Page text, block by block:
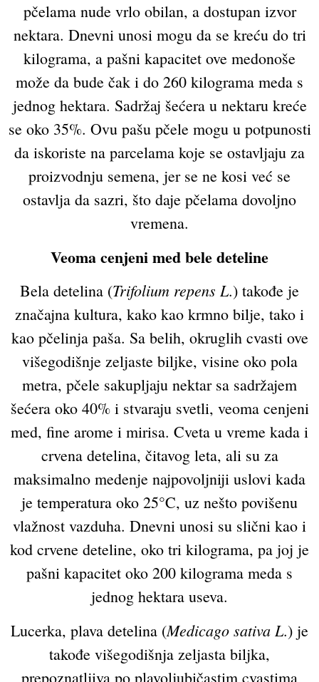
pčelama nude vrlo obilan, a dostupan izvor
nektara. Dnevni unosi mogu da se kreću do tri
kilograma, a pašni kapacitet ove medonoše
može da bude čak i do 260 kilograma meda s
jednog hektara. Sadržaj šećera u nektaru kreće
se oko 35%. Ovu pašu pčele mogu u potpunosti
da iskoriste na parcelama koje se ostavljaju za
proizvodnju semena, jer se ne kosi već se
ostavlja da sazri, što daje pčelama dovoljno
vremena.
Veoma cenjeni med bele deteline
Bela detelina (Trifolium repens L.) takođe je
značajna kultura, kako kao krmno bilje, tako i
kao pčelinja paša. Sa belih, okruglih cvasti ove
višegodišnje zeljaste biljke, visine oko pola
metra, pčele sakupljaju nektar sa sadržajem
šećera oko 40% i stvaraju svetli, veoma cenjeni
med, fine arome i mirisa. Cveta u vreme kada i
crvena detelina, čitavog leta, ali su za
maksimalno medenje najpovoljniji uslovi kada
je temperatura oko 25°C, uz nešto povišenu
vlažnost vazduha. Dnevni unosi su slični kao i
kod crvene deteline, oko tri kilograma, pa joj je
pašni kapacitet oko 200 kilograma meda s
jednog hektara useva.
Lucerka, plava detelina (Medicago sativa L.) je
takođe višegodišnja zeljasta biljka,
prepoznatljiva po plavoljubičastim cvastima